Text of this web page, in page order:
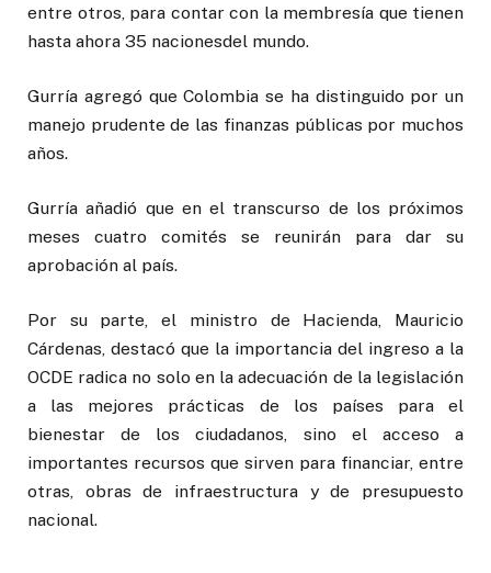
entre otros, para contar con la membresía que tienen
hasta ahora 35 nacionesdel mundo.
Gurría agregó que Colombia se ha distinguido por un
manejo prudente de las finanzas públicas por muchos
años.
Gurría añadió que en el transcurso de los próximos
meses cuatro comités se reunirán para dar su
aprobación al país.
Por su parte, el ministro de Hacienda, Mauricio
Cárdenas, destacó que la importancia del ingreso a la
OCDE radica no solo en la adecuación de la legislación
a las mejores prácticas de los países para el
bienestar de los ciudadanos, sino el acceso a
importantes recursos que sirven para financiar, entre
otras, obras de infraestructura y de presupuesto
nacional.